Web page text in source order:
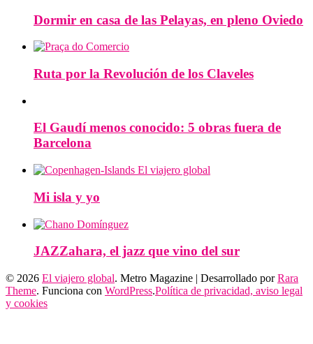
Dormir en casa de las Pelayas, en pleno Oviedo
Ruta por la Revolución de los Claveles
El Gaudí menos conocido: 5 obras fuera de
Barcelona
Mi isla y yo
JAZZahara, el jazz que vino del sur
© 2026 El viajero global. Metro Magazine | Desarrollado porRara
Theme. Funciona con WordPress.Política de privacidad, aviso legal
y cookies